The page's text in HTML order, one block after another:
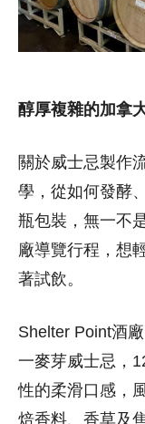
醇厚複雜的加拿
關於威士忌製作
學，從如何發酵
瓶包裝，無一不
廠導覽行程，想
著試飲。
Shelter Point酒
一麥芽威士忌，
性的柔滑口感，
焙香料、香草及